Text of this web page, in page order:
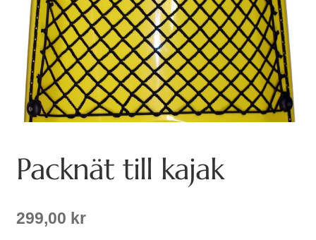
Packnät till kajak
299,00 kr